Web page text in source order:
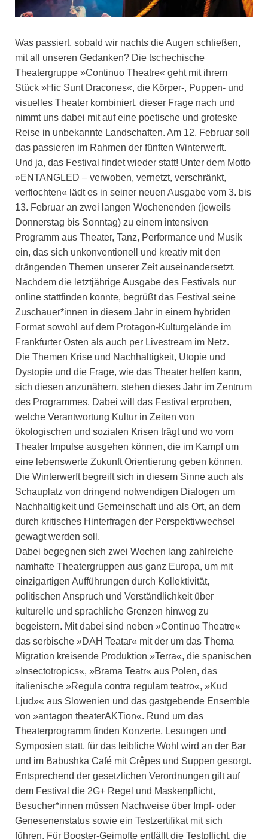
Was passiert, sobald wir nachts die Augen schließen,
mit all unseren Gedanken? Die tschechische
Theatergruppe »Continuo Theatre« geht mit ihrem
Stück »Hic Sunt Dracones«, die Körper-, Puppen- und
visuelles Theater kombiniert, dieser Frage nach und
nimmt uns dabei mit auf eine poetische und groteske
Reise in unbekannte Landschaften. Am 12. Februar soll
das passieren im Rahmen der fünften Winterwerft.
Und ja, das Festival findet wieder statt! Unter dem Motto
»ENTANGLED – verwoben, vernetzt, verschränkt,
verflochten« lädt es in seiner neuen Ausgabe vom 3. bis
13. Februar an zwei langen Wochenenden (jeweils
Donnerstag bis Sonntag) zu einem intensiven
Programm aus Theater, Tanz, Performance und Musik
ein, das sich unkonventionell und kreativ mit den
drängenden Themen unserer Zeit auseinandersetzt.
Nachdem die letztjährige Ausgabe des Festivals nur
online stattfinden konnte, begrüßt das Festival seine
Zuschauer*innen in diesem Jahr in einem hybriden
Format sowohl auf dem Protagon-Kulturgelände im
Frankfurter Osten als auch per Livestream im Netz.
Die Themen Krise und Nachhaltigkeit, Utopie und
Dystopie und die Frage, wie das Theater helfen kann,
sich diesen anzunähern, stehen dieses Jahr im Zentrum
des Programmes. Dabei will das Festival erproben,
welche Verantwortung Kultur in Zeiten von
ökologischen und sozialen Krisen trägt und wo vom
Theater Impulse ausgehen können, die im Kampf um
eine lebenswerte Zukunft Orientierung geben können.
Die Winterwerft begreift sich in diesem Sinne auch als
Schauplatz von dringend notwendigen Dialogen um
Nachhaltigkeit und Gemeinschaft und als Ort, an dem
durch kritisches Hinterfragen der Perspektivwechsel
gewagt werden soll.
Dabei begegnen sich zwei Wochen lang zahlreiche
namhafte Theatergruppen aus ganz Europa, um mit
einzigartigen Aufführungen durch Kollektivität,
politischen Anspruch und Verständlichkeit über
kulturelle und sprachliche Grenzen hinweg zu
begeistern. Mit dabei sind neben »Continuo Theatre«
das serbische »DAH Teatar« mit der um das Thema
Migration kreisende Produktion »Terra«, die spanischen
»Insectotropics«, »Brama Teatr« aus Polen, das
italienische »Regula contra regulam teatro«, »Kud
Ljud»« aus Slowenien und das gastgebende Ensemble
von »antagon theaterAKTion«. Rund um das
Theaterprogramm finden Konzerte, Lesungen und
Symposien statt, für das leibliche Wohl wird an der Bar
und im Babushka Café mit Crêpes und Suppen gesorgt.
Entsprechend der gesetzlichen Verordnungen gilt auf
dem Festival die 2G+ Regel und Maskenpflicht,
Besucher*innen müssen Nachweise über Impf- oder
Genesenenstatus sowie ein Testzertifikat mit sich
führen. Für Booster-Geimpfte entfällt die Testpflicht, die